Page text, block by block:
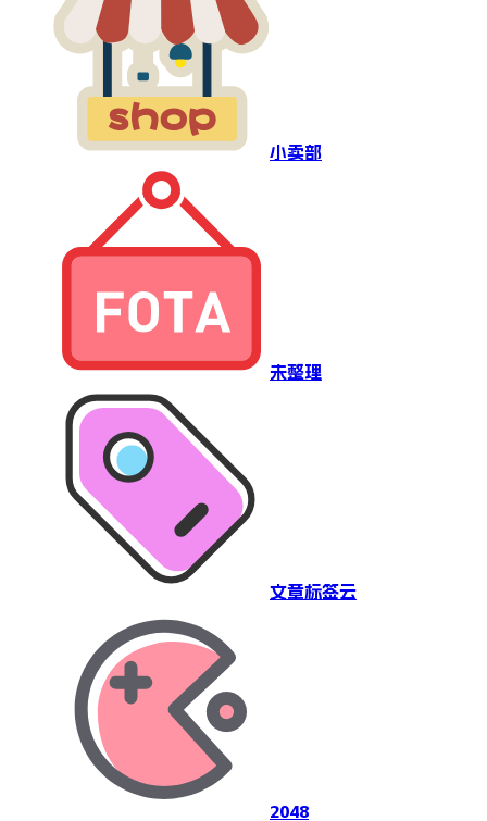
小卖部
未整理
文章标签云
2048